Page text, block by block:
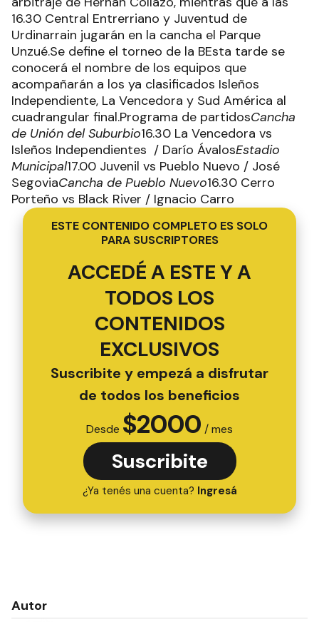
16.30 Central Entrerriano y Juventud de
Urdinarrain jugarán en la cancha el Parque
Unzué.Se define el torneo de la BEsta tarde se
conocerá el nombre de los equipos que
acompañarán a los ya clasificados Isleños
Independiente, La Vencedora y Sud América al
cuadrangular final.Programa de partidosCancha
de Unión del Suburbio16.30 La Vencedora vs
Isleños Independientes / Darío ÁvalosEstadio
Municipal17.00 Juvenil vs Pueblo Nuevo / José
SegoviaCancha de Pueblo Nuevo16.30 Cerro
Porteño vs Black River / Ignacio Carro
ESTE CONTENIDO COMPLETO ES SOLO
PARA SUSCRIPTORES
ACCEDÉ A ESTE Y A
TODOS LOS
CONTENIDOS
EXCLUSIVOS
Suscribite y empezá a disfrutar
de todos los beneficios
Desde $2000 / mes
Suscribite
¿Ya tenés una cuenta? Ingresá
Autor